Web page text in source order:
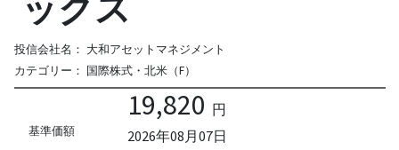
投信会社名： 大和アセットマネジメント
カテゴリー： 国際株式・北米（F）
基準価額
19,820 円
2026年08月07日